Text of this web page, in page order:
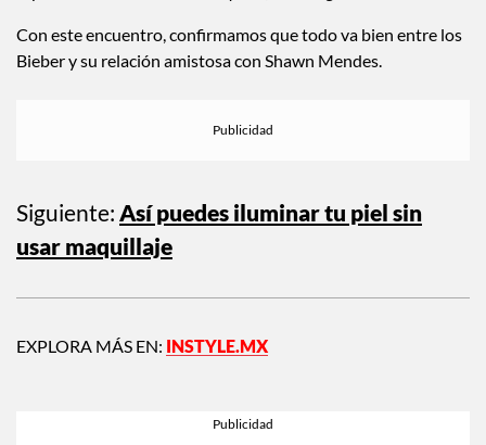
Con este encuentro, confirmamos que todo va bien entre los
Siguiente:Así puedes iluminar tu piel sin